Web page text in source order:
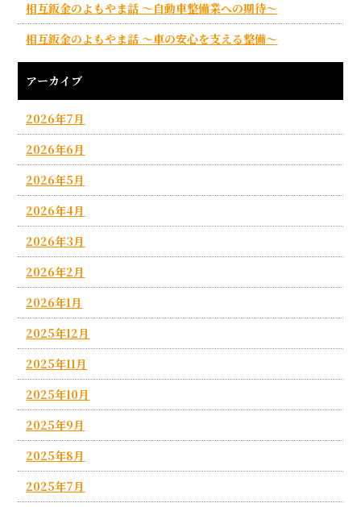
相互鈑金のよもやま話 ～自動車整備業への期待～
相互鈑金のよもやま話 ～車の安心を支える整備～
アーカイブ
2026年7月
2026年6月
2026年5月
2026年4月
2026年3月
2026年2月
2026年1月
2025年12月
2025年11月
2025年10月
2025年9月
2025年8月
2025年7月